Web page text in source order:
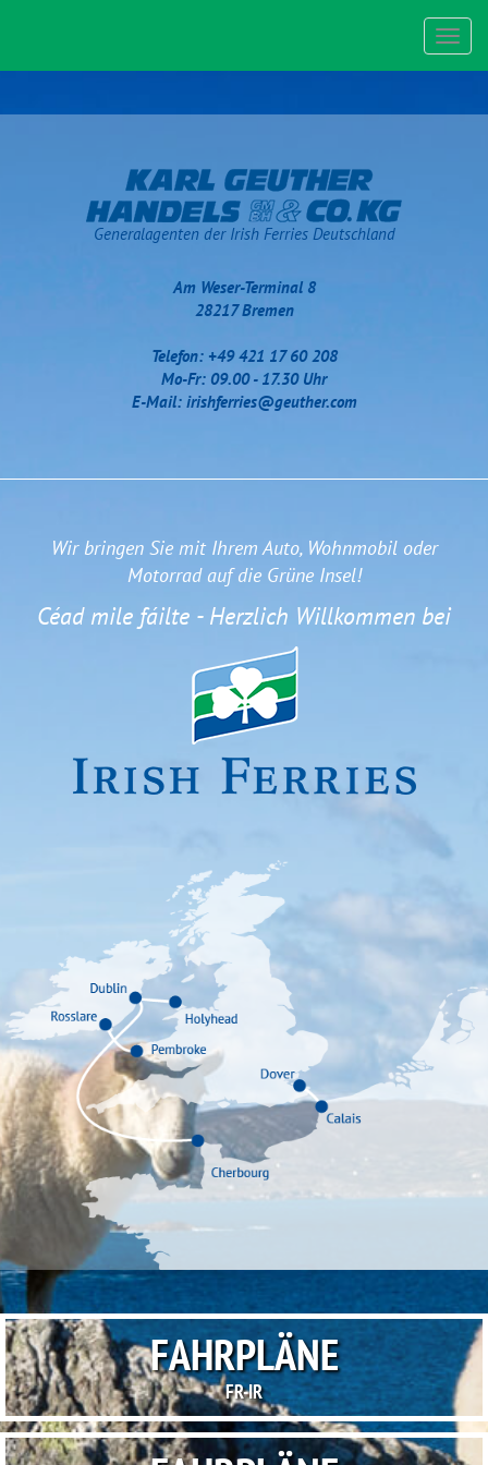
Generalagenten der Irish Ferries Deutschland
Am Weser-Terminal 8
28217 Bremen
Telefon: +49 421 17 60 208
Mo-Fr: 09.00 - 17.30 Uhr
E-Mail: irishferries@geuther.com
Wir bringen Sie mit Ihrem Auto, Wohnmobil oder
Motorrad auf die Grüne Insel!
Céad mile fáilte - Herzlich Willkommen bei
FAHRPLÄNE
FR-IR